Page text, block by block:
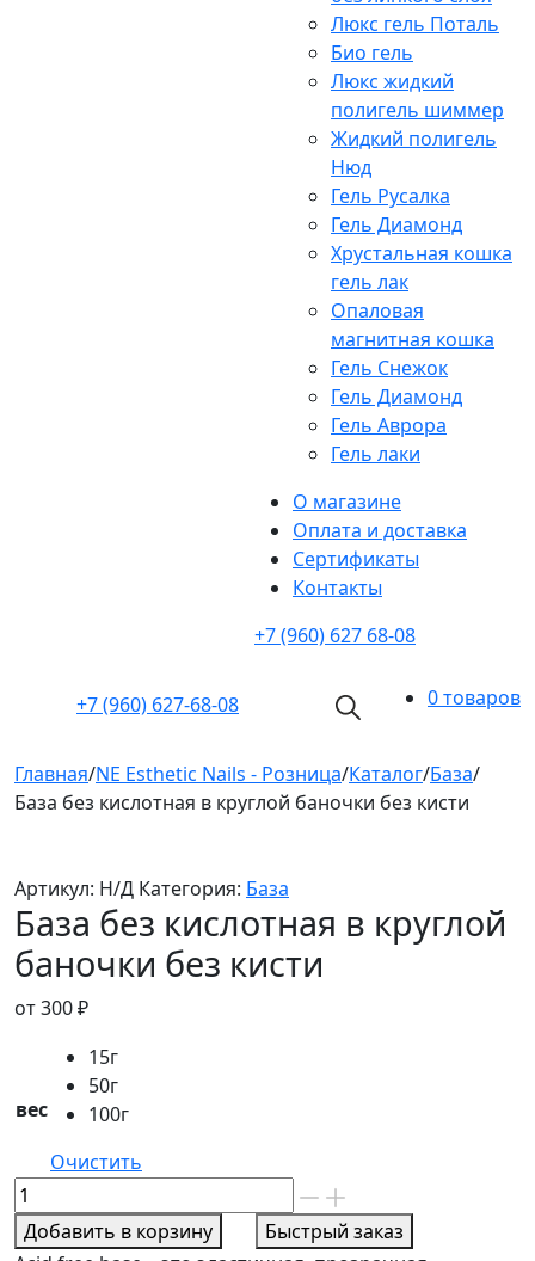
Люкс гель Поталь
Био гель
Люкс жидкий
полигель шиммер
Жидкий полигель
Нюд
Гель Русалка
Гель Диамонд
Хрустальная кошка
гель лак
Опаловая
магнитная кошка
Гель Снежок
Гель Диамонд
Гель Аврора
Гель лаки
О магазине
Оплата и доставка
Cертификаты
Контакты
+7 (960) 627 68-08
+7 (960) 627-68-08 0 товаров
Главная/NE Esthetic Nails - Розница/Каталог/База/
База без кислотная в круглой баночки без кисти
Артикул: Н/Д Категория: База
База без кислотная в круглой
баночки без кисти
от300₽
вес
15г
50г
100г
Очистить
Количество
товара
База
Добавить в корзину
Быстрый заказ